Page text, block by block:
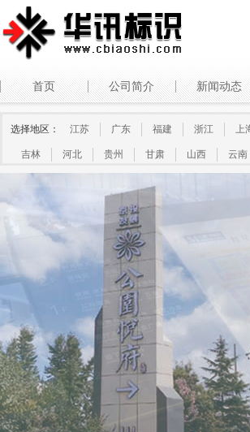
首页 公司简介 新闻动态
选择地区： 江苏 广东 福建 浙江 上
吉林 河北 贵州 甘肃 山西 云南